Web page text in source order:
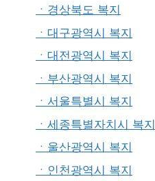
ㆍ경상북도 복지
ㆍ대구광역시 복지
ㆍ대전광역시 복지
ㆍ부산광역시 복지
ㆍ서울특별시 복지
ㆍ세종특별자치시 복지
ㆍ울산광역시 복지
ㆍ인천광역시 복지